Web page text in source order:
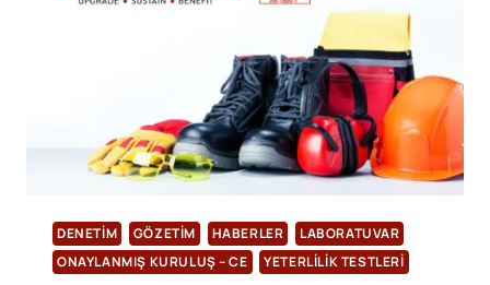
DENETIM GÖZETIM HABERLER
LABORATUVAR
ONAYLANMIŞ KURULUŞ – CE
YETERLILIK TESTLERI